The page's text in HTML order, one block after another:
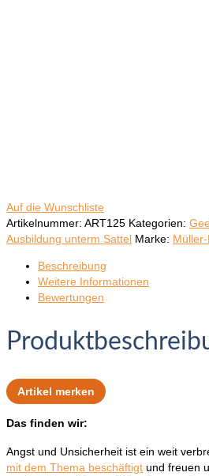
Auf die Wunschliste
Artikelnummer: ART125 Kategorien:
Ausbildung unterm Sattel Marke:
Beschreibung
Weitere Informationen
Bewertungen
Artikel merken
Das finden wir:
Angst und Unsicherheit ist ein weit
mit dem Thema beschäftigt und freuen